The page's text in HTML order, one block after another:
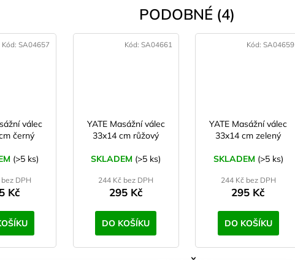
PODOBNÉ (4)
válec
černý
(>5 ks)
DPH
Kč
Kód:SA04657
YATE Masážní válec
33x14 cm růžový
SKLADEM (>5 ks)
244 Kč bez DPH
295 Kč
DO KOŠÍKU
Kód: SA04661
YATE Masážní válec
33x14 cm zelený
SKLADEM (>5 ks)
244 Kč bez DPH
295 Kč
DO KOŠÍKU
Kód:SA04659